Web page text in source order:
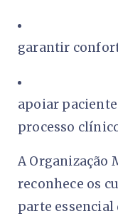
garantir
apoiar
processo
A Organização
reconhece os
parte essencial